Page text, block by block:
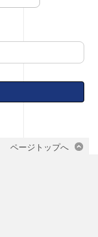
ページトップへ